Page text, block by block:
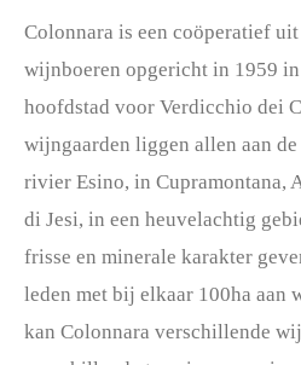
Colonnara is een coöperatief
wijnboeren opgericht in 1959 in
hoofdstad voor Verdicchio dei
wijngaarden liggen allen aan
rivier Esino, in Cupramontana,
di Jesi, in een heuvelachtig
frisse en minerale karakter
leden met bij elkaar 100ha aan
kan Colonnara verschillende